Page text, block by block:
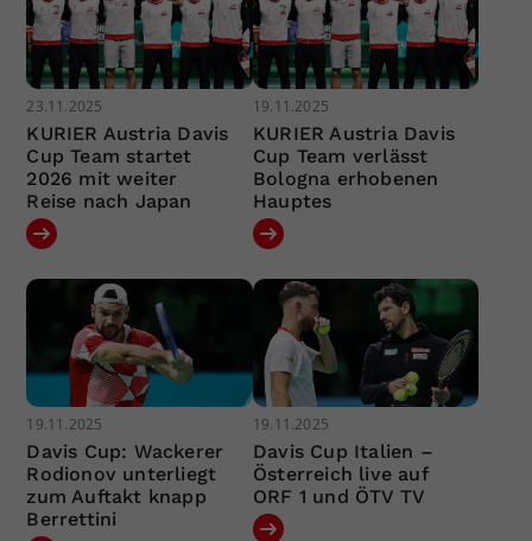
23.11.2025
KURIER Austria Davis
Cup Team startet
2026 mit weiter
Reise nach Japan
19.11.2025
KURIER Austria Davis
Cup Team verlässt
Bologna erhobenen
Hauptes
19.11.2025
Davis Cup: Wackerer
Rodionov unterliegt
zum Auftakt knapp
Berrettini
19.11.2025
Davis Cup Italien –
Österreich live auf
ORF 1 und ÖTV TV